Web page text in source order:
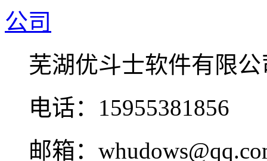
芜湖优斗士软件有限公
电话：15955381856
邮箱：